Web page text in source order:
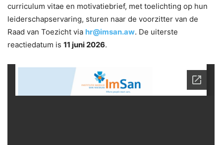
curriculum vitae en motivatiebrief, met toelichting op hun
leiderschapservaring, sturen naar de voorzitter van de
Raad van Toezicht via hr@imsan.aw. De uiterste
reactiedatum is 11 juni 2026.